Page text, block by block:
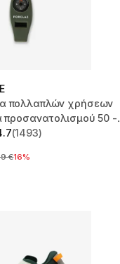
πολλαπλών χρήσεων
προσανατολισμού 50 -
stars from 1493 reviews
(1493)
τιμή
€16%